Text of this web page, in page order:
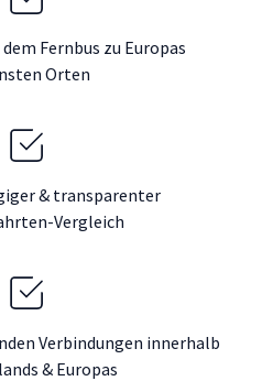
Fernbus zu Europas
Orten
& transparenter
Vergleich
Verbindungen innerhalb
& Europas